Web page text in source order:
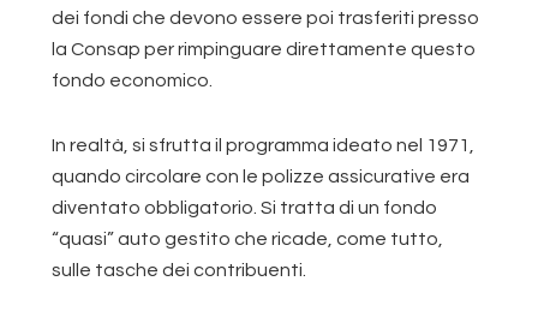
dei fondi che devono essere poi trasferiti presso
la Consap per rimpinguare direttamente questo
fondo economico.
In realtà, si sfrutta il programma ideato nel 1971,
quando circolare con le polizze assicurative era
diventato obbligatorio. Si tratta di un fondo
“quasi” auto gestito che ricade, come tutto,
sulle tasche dei contribuenti.